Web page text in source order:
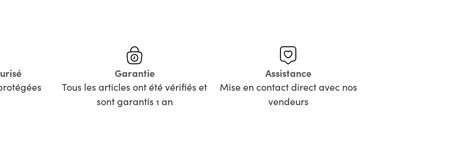
Garantie
Tous les articles ont été vérifiés et
sont garantis 1 an
Assistance
Mise en contact direct avec nos
vendeurs